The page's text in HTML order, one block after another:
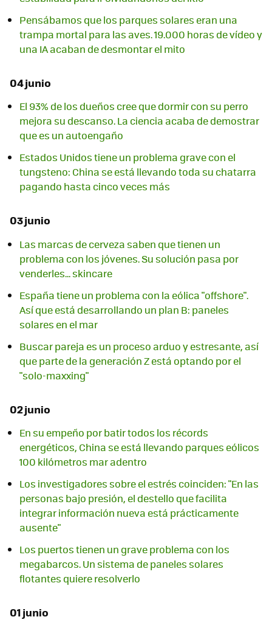
Pensábamos que los parques solares eran una
trampa mortal para las aves. 19.000 horas de vídeo y
una IA acaban de desmontar el mito
04 junio
El 93% de los dueños cree que dormir con su perro
mejora su descanso. La ciencia acaba de demostrar
que es un autoengaño
Estados Unidos tiene un problema grave con el
tungsteno: China se está llevando toda su chatarra
pagando hasta cinco veces más
03 junio
Las marcas de cerveza saben que tienen un
problema con los jóvenes. Su solución pasa por
venderles... skincare
España tiene un problema con la eólica "offshore".
Así que está desarrollando un plan B: paneles
solares en el mar
Buscar pareja es un proceso arduo y estresante, así
que parte de la generación Z está optando por el
"solo-maxxing"
02 junio
En su empeño por batir todos los récords
energéticos, China se está llevando parques eólicos
100 kilómetros mar adentro
Los investigadores sobre el estrés coinciden: "En las
personas bajo presión, el destello que facilita
integrar información nueva está prácticamente
ausente"
Los puertos tienen un grave problema con los
megabarcos. Un sistema de paneles solares
flotantes quiere resolverlo
01 junio